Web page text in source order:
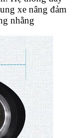
xe nâng đảm
nhằng